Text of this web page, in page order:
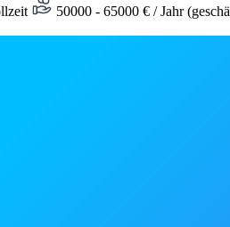
50000 - 65000 € / Jahr